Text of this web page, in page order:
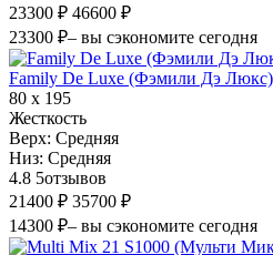
23300 ₽ 46600 ₽
23300 ₽– вы сэкономите сегодня
Family De Luxe (Фэмили Дэ Люкс)
80 х 195
Жесткость
Верх: Средняя
Низ: Средняя
4.8 5отзывов
21400 ₽ 35700 ₽
14300 ₽– вы сэкономите сегодня